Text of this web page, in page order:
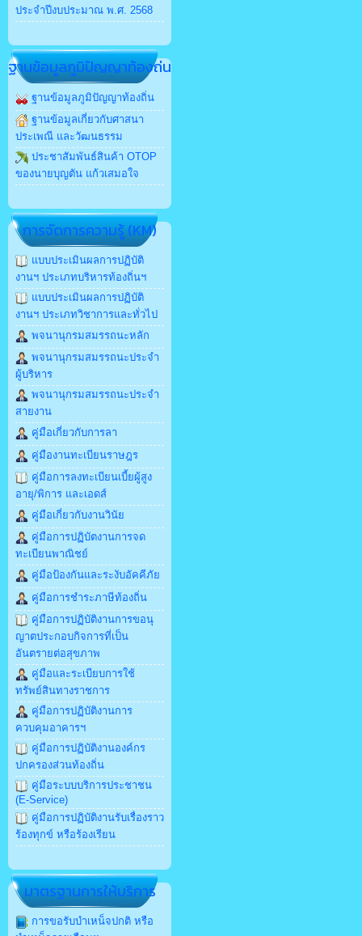
ประจำปีงบประมาณ พ.ศ. 2568
ฐานข้อมูลภูมิปัญญาท้องถ่น
ฐานข้อมูลภูมิปัญญาท้องถิ่น
ฐานข้อมูลเกี่ยวกับศาสนา
ประเพณี และวัฒนธรรม
ประชาสัมพันธ์สินค้า OTOP
ของนายบุญตัน แก้วเสมอใจ
การจัดการความรู้ (KM)
แบบประเมินผลการปฏิบัติ
งานฯ ประเภทบริหารท้องถิ่นฯ
แบบประเมินผลการปฏิบัติ
งานฯ ประเภทวิชาการและทั่วไป
พจนานุกรมสมรรถนะหลัก
พจนานุกรมสมรรถนะประจำ
ผู้บริหาร
พจนานุกรมสมรรถนะประจำ
สายงาน
คู่มือเกี่ยวกับการลา
คู่มืองานทะเบียนราษฎร
คู่มือการลงทะเบียนเบี้ยผู้สูง
อายุ/พิการ และเอดส์
คู่มือเกี่ยวกับงานวินัย
คู่มือการปฏิบัตงานการจด
ทะเบียนพาณิชย์
คู่มือป้องกันและระงับอัคคีภัย
คู่มือการชำระภาษีท้องถิ่น
คู่มือการปฏิบัติงานการขอนุ
ญาตประกอบกิจการที่เป็น
อันตรายต่อสุขภาพ
คู่มือและระเบียบการใช้
ทรัพย์สินทางราชการ
คู่มือการปฏิบัติงานการ
ควบคุมอาคารฯ
คู่มือการปฏิบัติงานองค์กร
ปกครองส่วนท้องถิ่น
คู่มือระบบบริการประชาชน
(E-Service)
คู่มือการปฏิบัติงานรับเรื่องราว
ร้องทุกข์ หรือร้องเรียน
มาตรฐานการให้บริการ
การขอรับบำเหน็จปกติ หรือ